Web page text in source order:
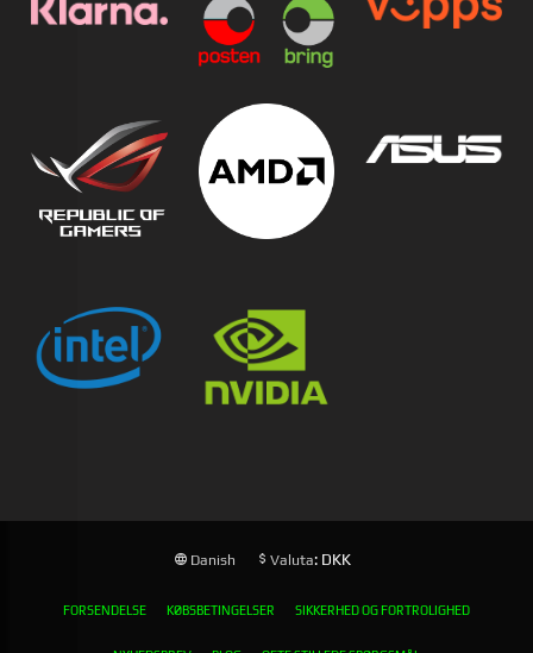
Danish Valuta: DKK
FORSENDELSE KØBSBETINGELSER SIKKERHED OG FORTROLIGHED